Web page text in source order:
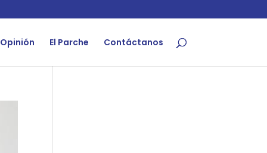
Opinión El Parche Contáctanos